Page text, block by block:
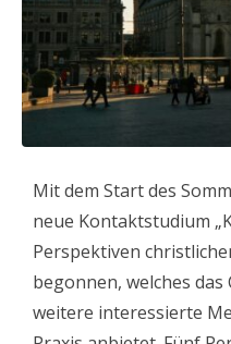
Mit dem Start des
neue Kontaktstudium
Perspektiven
begonnen, welches
weitere interessierte